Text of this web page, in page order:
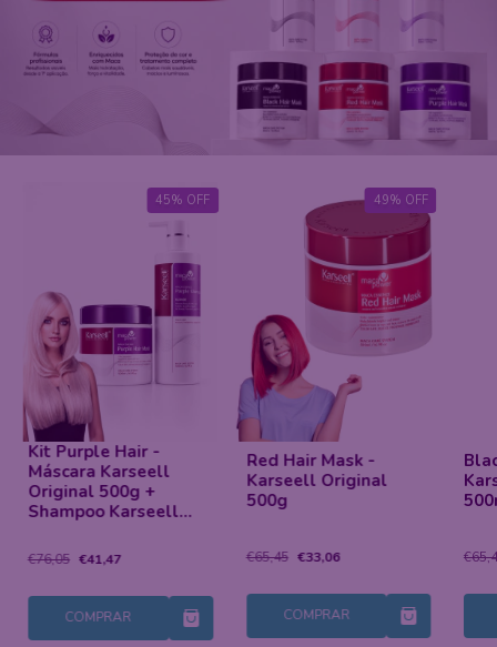
45% OFF
Kit Purple Hair -
Máscara Karseell
Original 500g +
Shampoo Karseell
€76,05 €41,47
COMPRAR
49% OFF
Red Hair Mask -
Karseell Original
500g
€65,45 €33,06
COMPRAR